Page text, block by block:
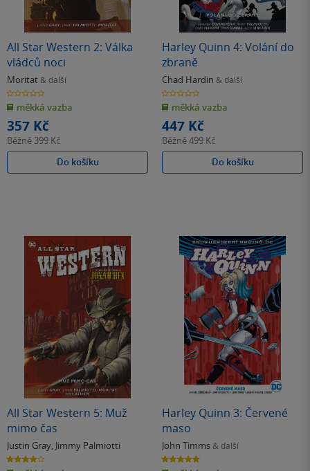
All Star Western 2: Válka
vládců noci
Moritat & další
0.0
z
5
hvězdiček
měkká vazba
357 Kč
Běžně 399 Kč
Do košíku
Harley Quinn 4: Volání do
zbraně
Chad Hardin & další
0.0
z
5
hvězdiček
měkká vazba
447 Kč
Běžně499 Kč
Do košíku
All Star Western 5: Muž
mimo čas
Justin Gray, Jimmy Palmiotti
4.0
z
Harley Quinn 3: Červené
maso
John Timms & další
5.0
z